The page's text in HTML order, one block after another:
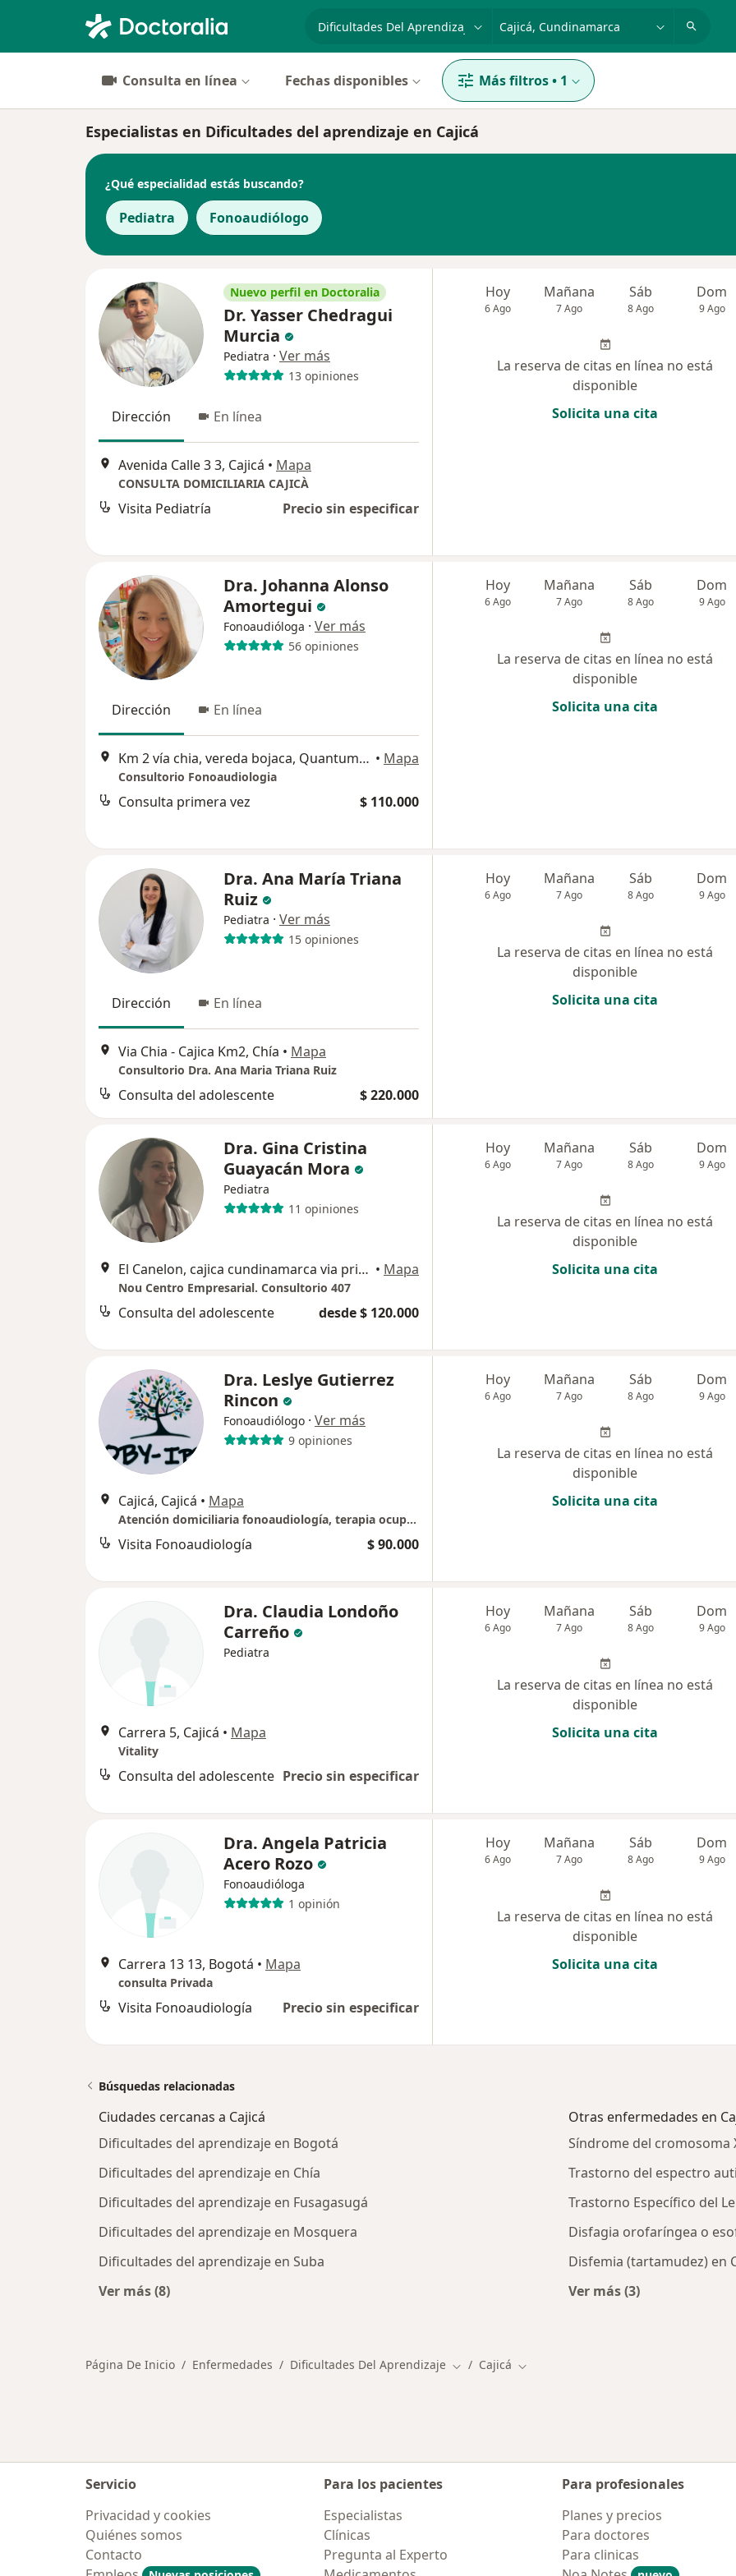
especialidad, enfermedad o nombrep. ej. Bogotá
Consulta en línea Fechas disponibles Más filtros• 1
Especialistas en Dificultades del aprendizaje en Cajicá
¿Qué especialidad estás buscando?
Pediatra Fonoaudiólogo
Nuevo perfil en Doctoralia
Dr. Yasser Chedragui
Murcia
Pediatra · Ver más
13 opiniones
Dirección En línea
Avenida Calle 3 3, Cajicá • Mapa
CONSULTA DOMICILIARIA CAJICÀ
Visita Pediatría Precio sin especificar
Hoy
6 Ago
Mañana
7 Ago
Sáb
8 Ago
Dom
9 Ago
La reserva de citas en línea no está
disponible
Solicita una cita
Dra. Johanna Alonso
Amortegui
Fonoaudióloga · Ver más
56 opiniones
Dirección En línea
Km 2 vía chia, vereda bojaca, Quantum, consultorio 508, Chía, Cundinamarca, Chía • Mapa
Consultorio Fonoaudiologia
Consulta primera vez $ 110.000
Hoy
6 Ago
Mañana
7 Ago
Sáb
8 Ago
Dom
9 Ago
La reserva de citas en línea no está
disponible
Solicita una cita
Dra. Ana María Triana
Ruiz
Pediatra · Ver más
15 opiniones
Dirección En línea
Via Chia - Cajica Km2, Chía • Mapa
Consultorio Dra. Ana Maria Triana Ruiz
Consulta del adolescente $ 220.000
Hoy
6 Ago
Mañana
7 Ago
Sáb
8 Ago
Dom
9 Ago
La reserva de citas en línea no está
disponible
Solicita una cita
Dra. Gina Cristina
Guayacán Mora
Pediatra
11 opiniones
El Canelon, cajica cundinamarca via principal., Cajicá • Mapa
Nou Centro Empresarial. Consultorio 407
Consulta del adolescente desde $ 120.000
Hoy
6 Ago
Mañana
7 Ago
Sáb
8 Ago
Dom
9 Ago
La reserva de citas en línea no está
disponible
Solicita una cita
Dra. Leslye Gutierrez
Rincon
Fonoaudiólogo · Ver más
9 opiniones
Cajicá, Cajicá • Mapa
Atención domiciliaria fonoaudiología, terapia ocupacional, fisioterapia y pedagogía Cajicá
Visita Fonoaudiología $ 90.000
Hoy
6 Ago
Mañana
7 Ago
Sáb
8 Ago
Dom
9 Ago
La reserva de citas en línea no está
disponible
Solicita una cita
Dra. Claudia Londoño
Carreño
Pediatra
Carrera 5, Cajicá • Mapa
Vitality
Consulta del adolescente Precio sin especificar
Hoy
6 Ago
Mañana
7 Ago
Sáb
8 Ago
Dom
9 Ago
La reserva de citas en línea no está
disponible
Solicita una cita
Dra. Angela Patricia
Acero Rozo
Fonoaudióloga
1 opinión
Carrera 13 13, Bogotá • Mapa
consulta Privada
Visita Fonoaudiología Precio sin especificar
Hoy
6 Ago
Mañana
7 Ago
Sáb
8 Ago
Dom
9 Ago
La reserva de citas en línea no está
disponible
Solicita una cita
Búsquedas relacionadas
Ciudades cercanas a Cajicá
Dificultades del aprendizaje en Bogotá
Dificultades del aprendizaje en Chía
Dificultades del aprendizaje en Fusagasugá
Dificultades del aprendizaje en Mosquera
Dificultades del aprendizaje en Suba
Ver más (8)
Otras enfermedades en
Síndrome del cromosoma
Trastorno del espectro
Trastorno Específico del
Disfagia orofaríngea o
Disfemia (tartamudez) en
Ver más (3)
Página De Inicio Enfermedades Dificultades Del Aprendizaje Cambiar de ciudad
Cajicá Cambiar de ciudad
Servicio
Privacidad y cookies
Quiénes somos
Contacto
Para los pacientes
Especialistas
Clínicas
Pregunta al Experto
Para profesionales
Planes y precios
Para doctores
Para clinicas